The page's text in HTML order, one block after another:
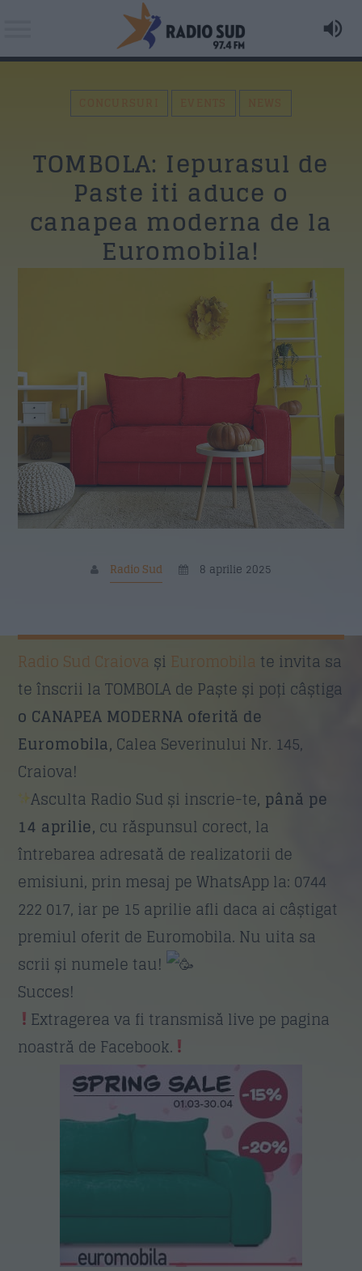
Search in the website:
Distribuie pagina pe:
Twitter
Facebook
Acum asculti
Via Daca - Paparuda
AZI PE RADIO SUD
Povestea Serii
20:00 21:00
Personalitati din Stiinta si Tehnica
Formular Contact
Email*
Subiect*
Mesaj*
Trimite
TOMBOLA: Iepurasul de
Paste iti aduce o
canapea moderna de la
Euromobila!
Radio Sud 8 aprilie 2025
Radio Sud Craiova și Euromobila te invita sa
te înscrii la TOMBOLA de Paște și poți câștiga
o CANAPEA MODERNA oferită de
Euromobila, Calea Severinului Nr. 145,
Craiova!
Asculta Radio Sud și inscrie-te, până pe
14 aprilie, cu răspunsul corect, la
întrebarea adresată de realizatorii de
emisiuni, prin mesaj pe WhatsApp la: 0744
222 017, iar pe 15 aprilie afli daca ai câștigat
premiul oferit de Euromobila. Nu uita sa
scrii și numele tau!
Succes!
Extragerea va fi transmisă live pe pagina
noastră de Facebook.